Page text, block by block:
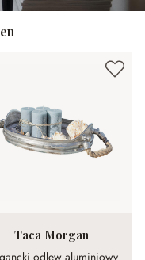
Taca Morgan
odlew aluminiowy